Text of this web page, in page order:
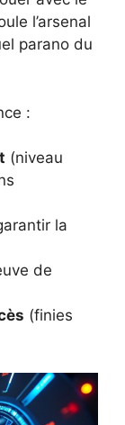
l’arsenal
parano du
:
(niveau
la
de
(finies